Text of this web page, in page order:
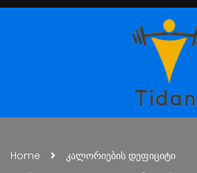
Home კალორიების დეფიციტი